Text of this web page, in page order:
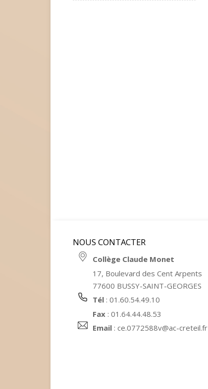
NOUS CONTACTER
Collège Claude Monet
17, Boulevard des Cent Arpents
77600 BUSSY-SAINT-GEORGES
Tél : 01.60.54.49.10
Fax : 01.64.44.48.53
Email : ce.0772588v@ac-creteil.fr